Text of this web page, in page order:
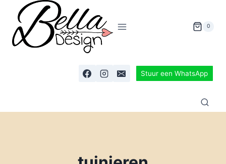
0
Stuur een WhatsApp